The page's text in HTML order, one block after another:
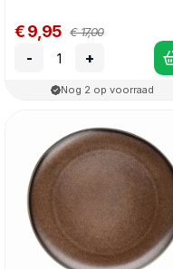
€ 9,95 € 17,00
- +
Nog 2 op voorraad